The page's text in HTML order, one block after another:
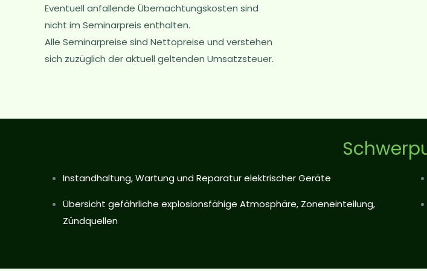
Eventuell anfallende Übernachtungskosten sind
nicht im Seminarpreis enthalten.
Alle Seminarpreise sind Nettopreise und verstehen
sich zuzüglich der aktuell geltenden Umsatzsteuer.
Instandhaltung, Wartung und Reparatur elektrischer Geräte
Übersicht gefährliche explosionsfähige Atmosphäre, Zoneneinteilung,
Zündquellen